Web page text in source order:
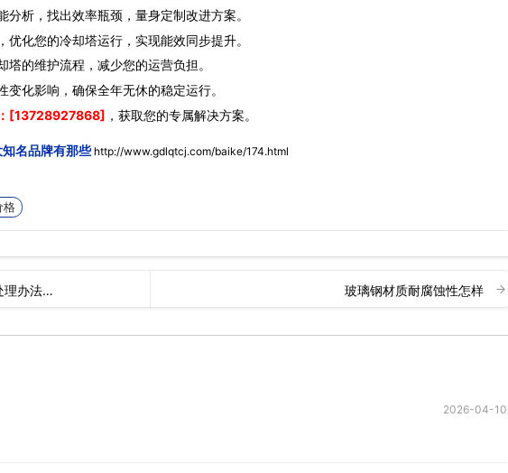
析，找出效率瓶颈，量身定制改进方案。
化您的冷却塔运行，实现能效同步提升。
的维护流程，减少您的运营负担。
变化影响，确保全年无休的稳定运行。
[13728927868] ，获取您的专属解决方案。
名品牌有那些 http://www.gdlqtcj.com/baike/174.html
格
理办法… 玻璃钢材质耐腐蚀性怎样
2026-04-10